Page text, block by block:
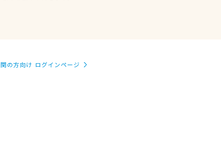
の方向け ログインページ